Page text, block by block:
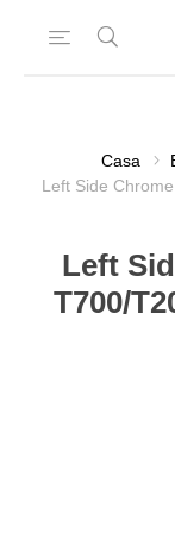
Casa
Left Side
Left
T700/